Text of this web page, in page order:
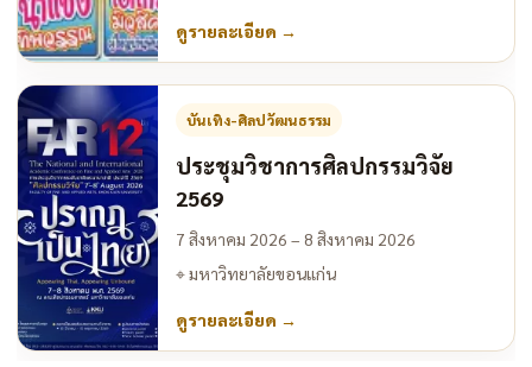
ดูรายละเอียด →
บันเทิง-ศิลปวัฒนธรรม
ประชุมวิชาการศิลปกรรมวิจัย
2569
7 สิงหาคม 2026 – 8 สิงหาคม 2026
⌖มหาวิทยาลัยขอนแก่น
ดูรายละเอียด →